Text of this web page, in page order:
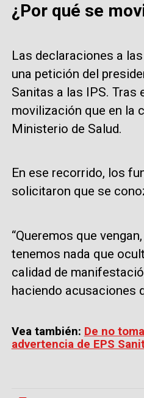
¿Por qué se
Las declaraciones a
una petición del
Sanitas a las IPS. Tras
movilización que en la
Ministerio de Salud.
En ese recorrido, los
solicitaron que se
“Queremos que
tenemos nada que
calidad de
haciendo acusaciones
Vea también: De no
advertencia de EPS